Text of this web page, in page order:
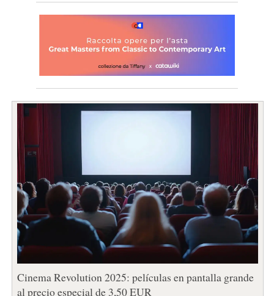
Cinema Revolution 2025: películas en pantalla grande
al precio especial de 3,50 EUR